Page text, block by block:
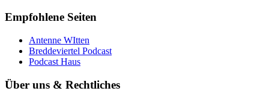
Empfohlene Seiten
Antenne WItten
Breddeviertel Podcast
Podcast Haus
Über uns & Rechtliches